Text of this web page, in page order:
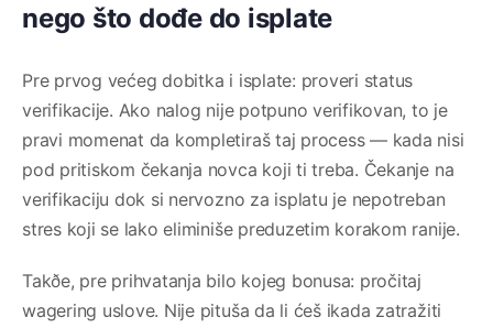
nego što dođe do isplate
Pre prvog većeg dobitka i isplate: proveri status
verifikacije. Ako nalog nije potpuno verifikovan, to je
pravi momenat da kompletiraš taj process — kada nisi
pod pritiskom čekanja novca koji ti treba. Čekanje na
verifikaciju dok si nervozno za isplatu je nepotreban
stres koji se lako eliminiše preduzetim korakom ranije.
Takðe, pre prihvatanja bilo kojeg bonusa: pročitaj
wagering uslove. Nije pituša da li ćeš ikada zatražiti